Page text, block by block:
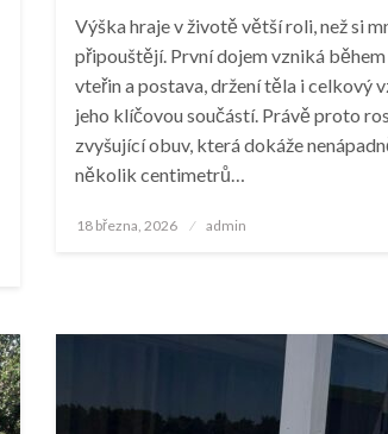
Výška hraje v životě větší roli, než si
připouštějí. První dojem vzniká
vteřin a postava, držení těla i celkový
jeho klíčovou součástí. Právě proto
zvyšující obuv, která dokáže
několik centimetrů…
Posted
18 března, 2026 admin